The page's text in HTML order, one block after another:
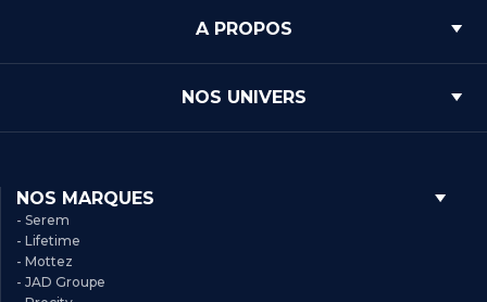
A PROPOS
NOS UNIVERS
NOS MARQUES
- Serem
- Lifetime
- Mottez
- JAD Groupe